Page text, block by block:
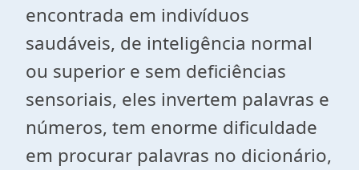
encontrada em indivíduos
saudáveis, de inteligência normal
ou superior e sem deficiências
sensoriais, eles invertem palavras e
números, tem enorme dificuldade
em procurar palavras no dicionário,